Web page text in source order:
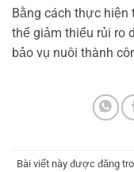
Bằng cách thực
thể giảm thiểu rủi ro
bảo vụ nuôi thành
Bài viết này được đăng